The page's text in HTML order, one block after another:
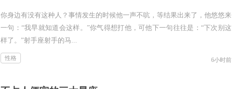
你身边有没有这种人？事情发生的时候他一声不吭，等结果出来了，他悠悠来
一句：“我早就知道会这样。”你气得想打他，可他下一句往往是：“下次别这
样了。”射手座射手的马...
性格 6小时前